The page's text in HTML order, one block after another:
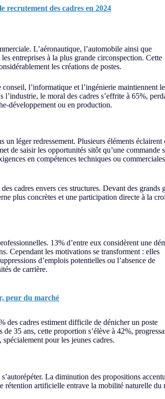
recrutement des cadres en 2024
L’aéronautique, l’automobile ainsi que
entreprises à la plus grande circonspection. Cette
les créations de postes.
conseil, l’informatique et l’ingénierie maintiennent
le moral des cadres s’effrite à 65%,
développement ou en production.
léger redressement. Plusieurs éléments éclairent
de saisir les opportunités sitôt qu’une commande
en compétences techniques ou
cadres envers ces structures. Devant des grands
plus concrètes et une participation directe à la
13% d’entre eux considèrent une
Cependant les motivations se transforment : elles
d’emplois potentielles ou l’absence de
de carrière.
peur du marché
des cadres estiment difficile de dénicher un poste
35 ans, cette proportion s’élève à 42%,
pour les jeunes cadres.
La diminution des propositions
rétention artificielle entrave la mobilité naturelle du